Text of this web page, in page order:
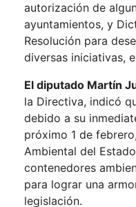
autorización de
ayuntamientos, y
Resolución para
diversas iniciativas,
El diputado Martín
la Directiva, indicó
debido a su
próximo 1 de
Ambiental del
contenedores
para lograr una
legislación.